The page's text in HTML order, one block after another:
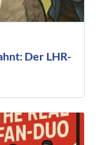
Der LHR-